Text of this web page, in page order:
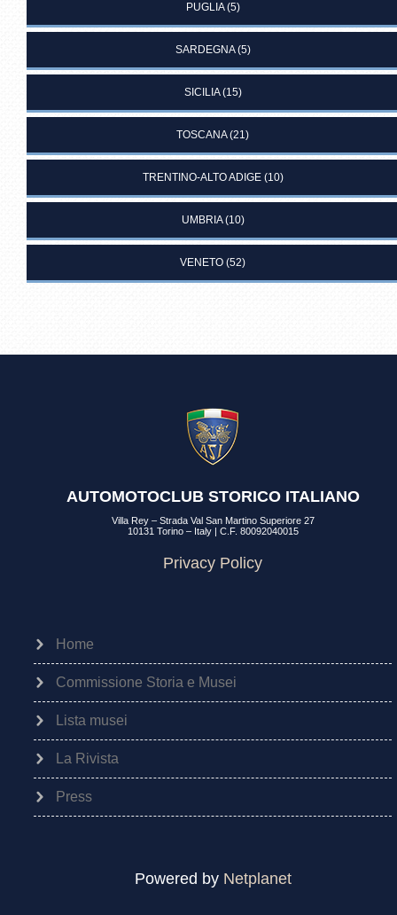
PUGLIA(5)
SARDEGNA(5)
SICILIA(15)
TOSCANA(21)
TRENTINO-ALTO ADIGE(10)
UMBRIA(10)
VENETO (52)
AUTOMOTOCLUB STORICO ITALIANO
Villa Rey – Strada Val San Martino Superiore 27
10131 Torino – Italy | C.F. 80092040015
Privacy Policy
Home
Commissione Storia e Musei
Lista musei
La Rivista
Press
Powered by Netplanet